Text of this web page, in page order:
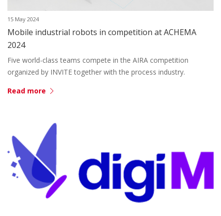
15 May 2024
Mobile industrial robots in competition at ACHEMA
2024
Five world-class teams compete in the AIRA competition
organized by INVITE together with the process industry.
Read more